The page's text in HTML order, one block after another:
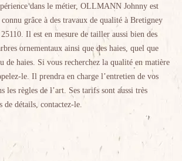
dans le métier, OLLMANN Johnny est
grâce à des travaux de qualité à Bretigney
Il est en mesure de tailler aussi bien des
ornementaux ainsi que des haies, quel que
de haies. Si vous recherchez la qualité en matière
le. Il prendra en charge l’entretien de vos
les règles de l’art. Ses tarifs sont aussi très
de détails, contactez-le.